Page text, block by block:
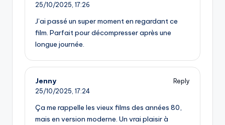
25/10/2025, 17:26
J’ai passé un super moment en regardant ce
film. Parfait pour décompresser après une
longue journée.
Jenny
Reply
25/10/2025, 17:24
Ça me rappelle les vieux films des années 80,
mais en version moderne. Un vrai plaisir à